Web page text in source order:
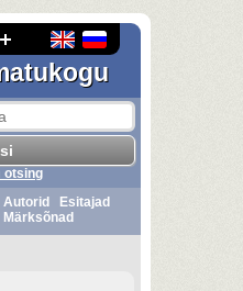
otsing
Autorid
Esitajad
Märksõnad